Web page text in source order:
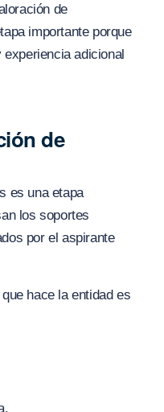
de
importante porque
adicional
de
es una etapa
los soportes
por el aspirante
hace la entidad es